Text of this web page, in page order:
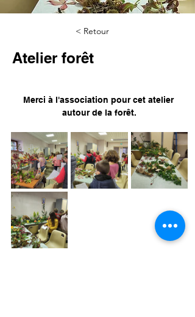
< Retour
Atelier forêt
Merci à l'association pour cet atelier
autour de la forêt.